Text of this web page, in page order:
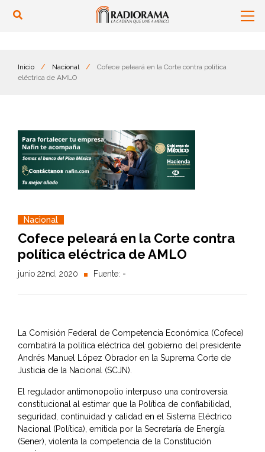
Inicio / Nacional /
Cofece peleará en la Corte contra política
eléctrica de AMLO
Nacional
Cofece peleará en la Corte contra
política eléctrica de AMLO
junio 22nd, 2020 Fuente: -
La Comisión Federal de Competencia Económica (Cofece)
combatirá la política eléctrica del gobierno del presidente
Andrés Manuel López Obrador en la Suprema Corte de
Justicia de la Nacional (SCJN).
El regulador antimonopolio interpuso una controversia
constitucional al estimar que la Política de confiabilidad,
seguridad, continuidad y calidad en el Sistema Eléctrico
Nacional (Política), emitida por la Secretaría de Energía
(Sener), violenta la competencia de la Constitución